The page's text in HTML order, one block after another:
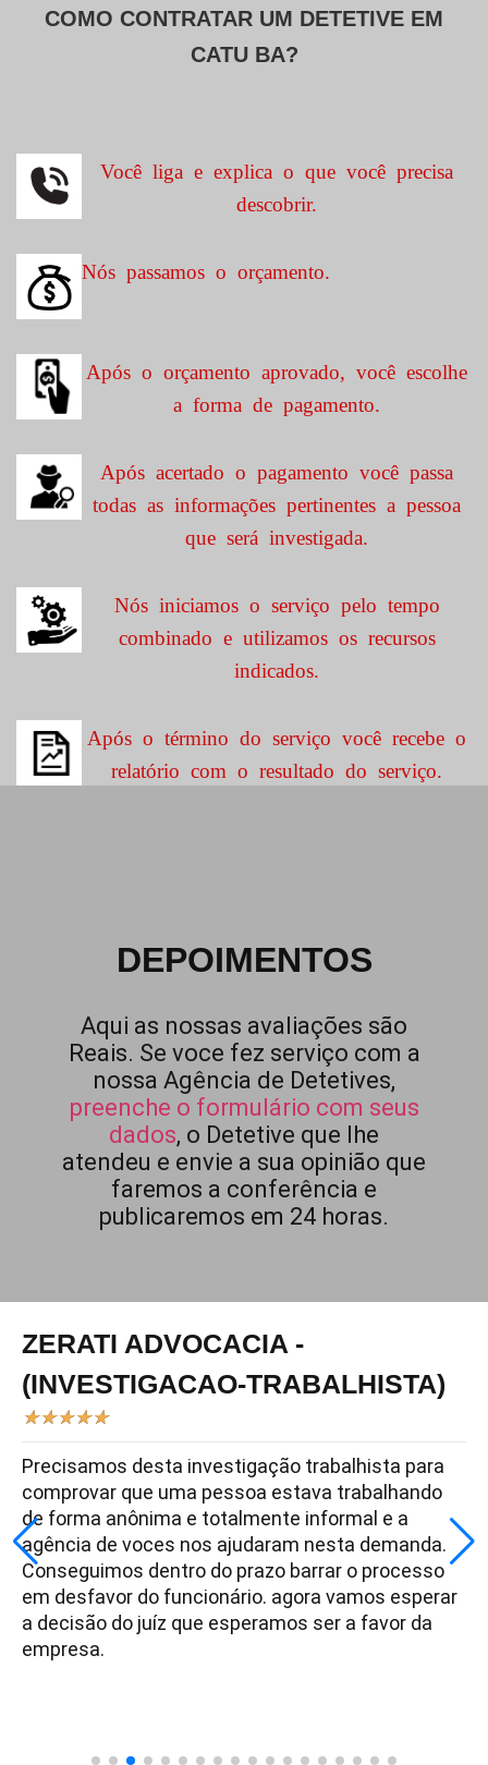
COMO CONTRATAR UM DETETIVE EM
CATU BA?
Você liga e explica o que você precisa
descobrir.
Nós passamos o orçamento.
Após o orçamento aprovado, você escolhe
a forma de pagamento.
Após acertado o pagamento você passa
todas as informações pertinentes a pessoa
que será investigada.
Nós iniciamos o serviço pelo tempo
combinado e utilizamos os recursos
indicados.
Após o término do serviço você recebe o
relatório com o resultado do serviço.
DEPOIMENTOS
Aqui as nossas avaliações são
Reais. Se voce fez serviço com a
nossa Agência de Detetives,
preenche o formulário com seus
dados, o Detetive que lhe
atendeu e envie a sua opinião que
faremos a conferência e
publicaremos em 24 horas.
ZERATI ADVOCACIA -
(INVESTIGACAO-TRABALHISTA)
★★★★★
Precisamos desta investigação trabalhista para
comprovar que uma pessoa estava trabalhando
de forma anônima e totalmente informal e a
agência de voces nos ajudaram nesta demanda.
Conseguimos dentro do prazo barrar o processo
em desfavor do funcionário. agora vamos esperar
a decisão do juíz que esperamos ser a favor da
empresa.